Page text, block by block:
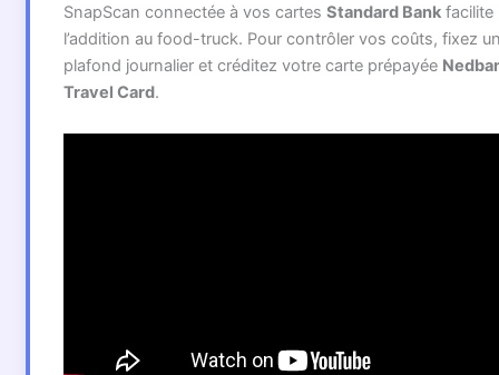
SnapScan connectée à vos cartes Standard Bankfacilite
l’addition au food-truck. Pour contrôler vos coûts, fixez
plafond journalier et créditez votre carte prépayée
Travel Card.